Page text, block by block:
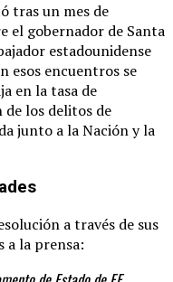
tras un mes de
el gobernador de Santa
estadounidense
esos encuentros se
en la tasa de
los delitos de
junto a la Nación y la
a través de sus
a la prensa: